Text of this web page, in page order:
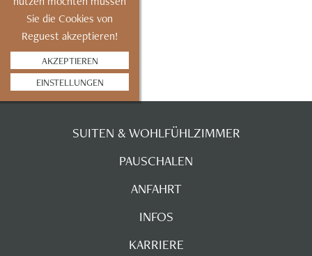
Sie die Cookies von
Reguest akzeptieren!
AKZEPTIEREN
EINSTELLUNGEN
SUITEN & WOHLFÜHLZIMMER
PAUSCHALEN
ANFAHRT
INFOS
KARRIERE